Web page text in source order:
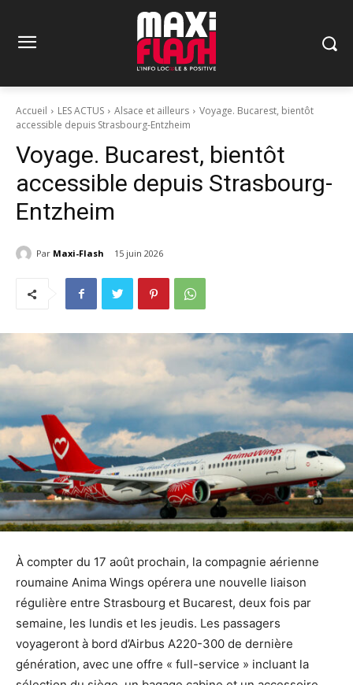
Accueil LES ACTUS Alsace et ailleurs
Voyage. Bucarest, bientôt
accessible depuis Strasbourg-Entzheim
Voyage. Bucarest, bientôt
accessible depuis Strasbourg-
Entzheim
Par Maxi-Flash 15 juin 2026
À compter du 17 août prochain, la compagnie aérienne
roumaine Anima Wings opérera une nouvelle liaison
régulière entre Strasbourg et Bucarest, deux fois par
semaine, les lundis et les jeudis. Les passagers
voyageront à bord d’Airbus A220-300 de dernière
génération, avec une offre « full-service » incluant la